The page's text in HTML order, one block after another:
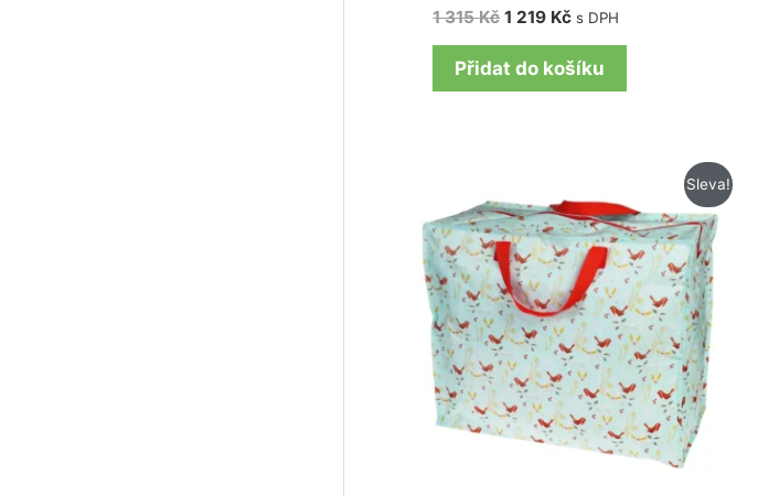
1 315Kč 1 219 Kč s DPH
Přidat do košíku
Sleva!
cena
byla:
229 Kč.
cena
je:
179 Kč.